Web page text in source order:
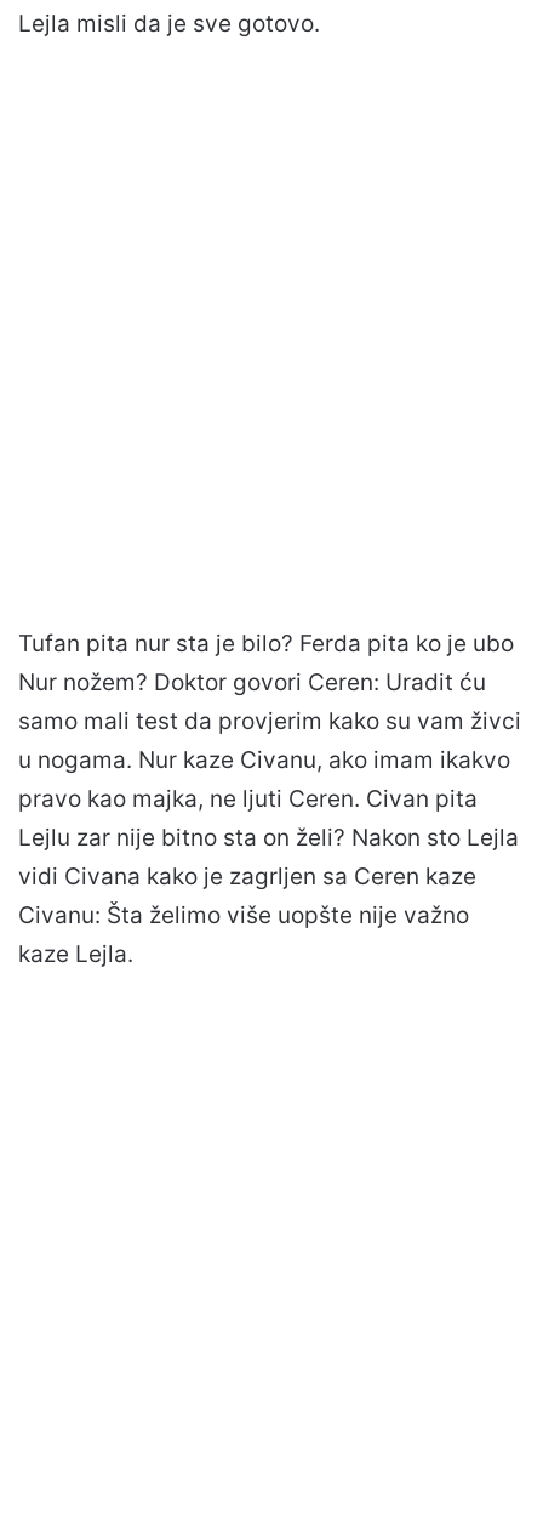
Lejla misli da je sve gotovo.
Tufan pita nur sta je bilo? Ferda pita ko je ubo
Nur nožem? Doktor govori Ceren: Uradit ću
samo mali test da provjerim kako su vam živci
u nogama. Nur kaze Civanu, ako imam ikakvo
pravo kao majka, ne ljuti Ceren. Civan pita
Lejlu zar nije bitno sta on želi? Nakon sto Lejla
vidi Civana kako je zagrljen sa Ceren kaze
Civanu: Šta želimo više uopšte nije važno
kaze Lejla.